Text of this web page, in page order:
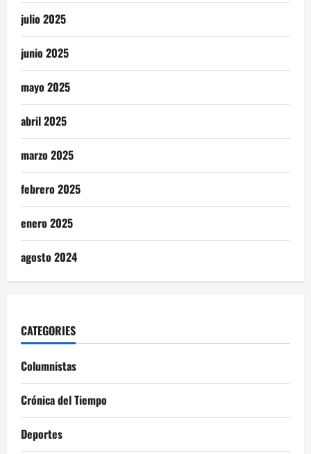
julio 2025
junio 2025
mayo 2025
abril 2025
marzo 2025
febrero 2025
enero 2025
agosto 2024
CATEGORIES
Columnistas
Crónica del Tiempo
Deportes